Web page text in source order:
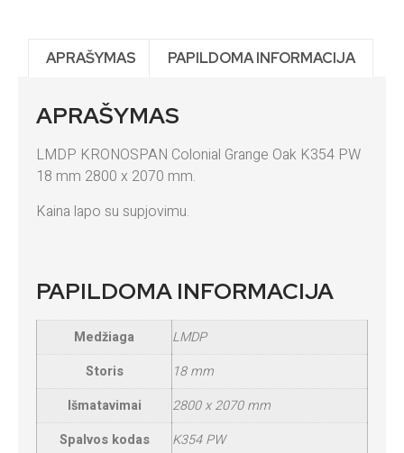
APRAŠYMAS PAPILDOMA INFORMACIJA
APRAŠYMAS
LMDP KRONOSPAN Colonial Grange Oak K354 PW
18 mm 2800 x 2070 mm.
Kaina lapo su supjovimu.
PAPILDOMA INFORMACIJA
Medžiaga
LMDP
Storis
18 mm
Išmatavimai
2800 x 2070 mm
Spalvos kodas
K354 PW